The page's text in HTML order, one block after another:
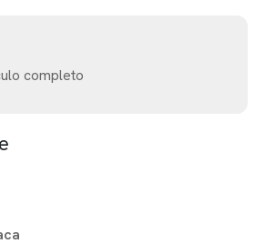
completo